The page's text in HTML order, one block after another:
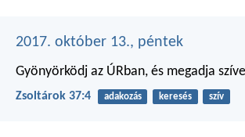
2017. október 13., péntek
Gyönyörködj az ÚRban, és megadja
Zsoltárok 37:4 adakozás keresés szív